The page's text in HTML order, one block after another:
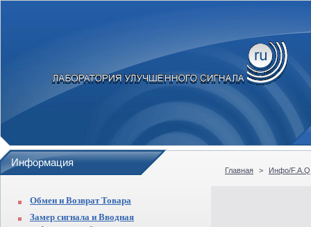
Информация
Обмен и Возврат Товара
Замер сигнала и Вводная
Главная > Инфо/F.A.Q